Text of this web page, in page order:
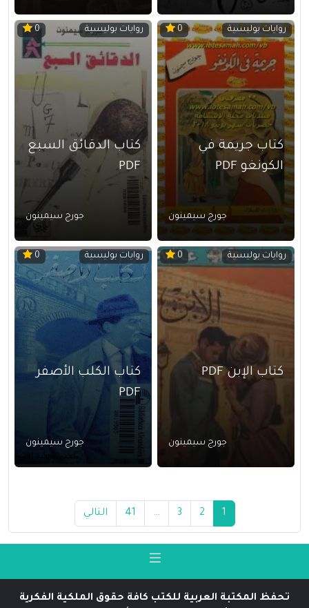
روايات بوليسية 0
كتاب جريمة في
الكونغو PDF
جورج سيمينون
روايات بوليسية 0
كتاب الدقائق السبع
PDF
جورج سيمينون
روايات بوليسية 0
كتاب الإبن PDF
جورج سيمينون
روايات بوليسية 0
كتاب الكلب الأصفر
PDF
جورج سيمينون
1
2
3
…
41 التالي
تحفظ المكتبة العربية للكتب كافة حقوق الملكية الفكرية